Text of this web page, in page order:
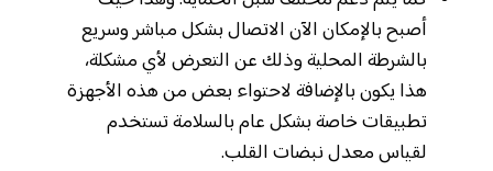
أصبح بالإمكان الآن الاتصال بشكل مباشر وسريع
بالشرطة المحلية وذلك عن التعرض لأي مشكلة،
هذا يكون بالإضافة لاحتواء بعض من هذه الأجهزة
تطبيقات خاصة بشكل عام بالسلامة تستخدم
لقياس معدل نبضات القلب.